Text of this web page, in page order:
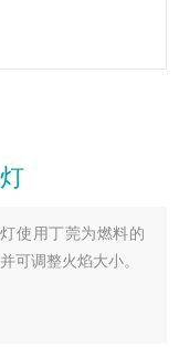
使用丁莞为燃料的
可调整火焰大小。